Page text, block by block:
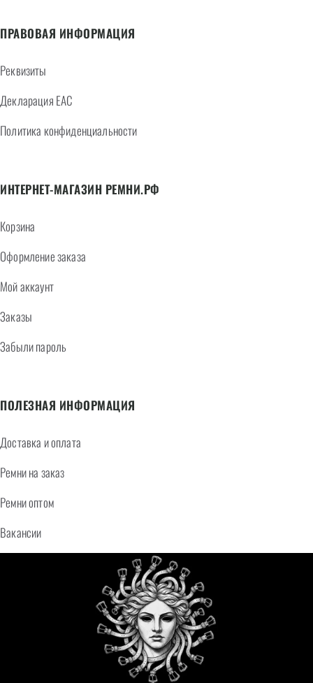
ПРАВОВАЯ ИНФОРМАЦИЯ
Реквизиты
Декларация EAC
Политика конфиденциальности
ИНТЕРНЕТ-МАГАЗИН РЕМНИ.РФ
Корзина
Оформление заказа
Мой аккаунт
Заказы
Забыли пароль
ПОЛЕЗНАЯ ИНФОРМАЦИЯ
Доставка и оплата
Ремни на заказ
Ремни оптом
Вакансии